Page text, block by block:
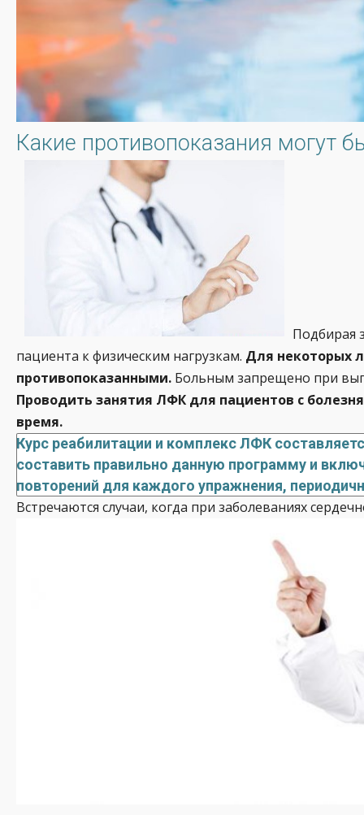
Какие противопоказания могут
Подбирая
пациента к физическим нагрузкам. Для некоторых
противопоказанными. Больным запрещено при
Проводить занятия ЛФК для пациентов с
время.
Курс реабилитации и комплекс ЛФК
составить правильно данную программу и
повторений для каждого упражнения,
Встречаются случаи, когда при заболеваниях